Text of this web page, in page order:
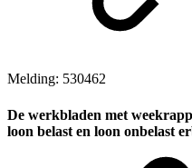
Melding: 530462
De werkbladen met
loon belast en loon onbelast